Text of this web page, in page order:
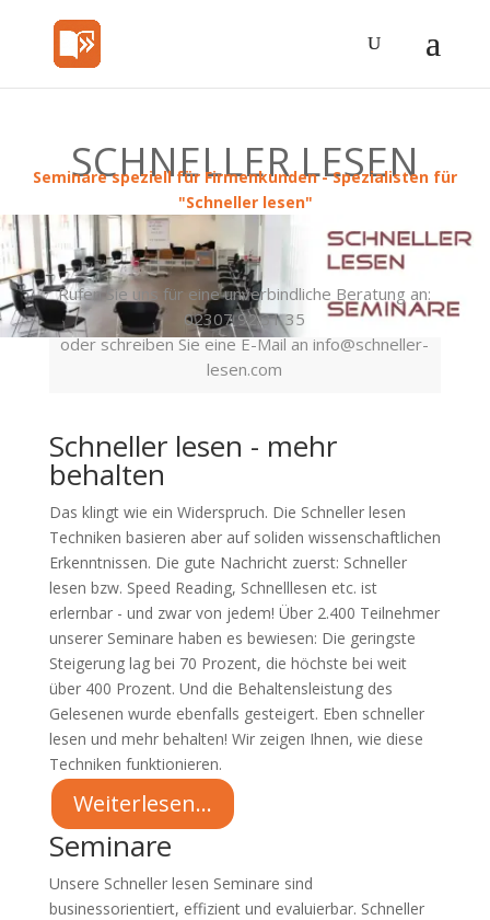
SCHNELLER LESEN
Seminare speziell für Firmenkunden - Spezialisten für
"Schneller lesen"
Rufen Sie uns für eine unverbindliche Beratung an:
02307 92 31 35
oder schreiben Sie eine E-Mail an info@schneller-
lesen.com
Schneller lesen - mehr
behalten
Das klingt wie ein Widerspruch. Die Schneller lesen
Techniken basieren aber auf soliden wissenschaftlichen
Erkenntnissen. Die gute Nachricht zuerst: Schneller
lesen bzw. Speed Reading, Schnelllesen etc. ist
erlernbar - und zwar von jedem! Über 2.400 Teilnehmer
unserer Seminare haben es bewiesen: Die geringste
Steigerung lag bei 70 Prozent, die höchste bei weit
über 400 Prozent. Und die Behaltensleistung des
Gelesenen wurde ebenfalls gesteigert. Eben schneller
lesen und mehr behalten! Wir zeigen Ihnen, wie diese
Techniken funktionieren.
Weiterlesen...
Seminare
Unsere Schneller lesen Seminare sind
businessorientiert, effizient und evaluierbar. Schneller